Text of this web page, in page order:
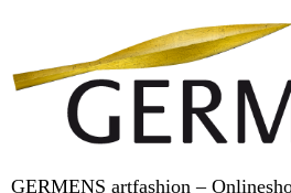
GERMENS artfashion –